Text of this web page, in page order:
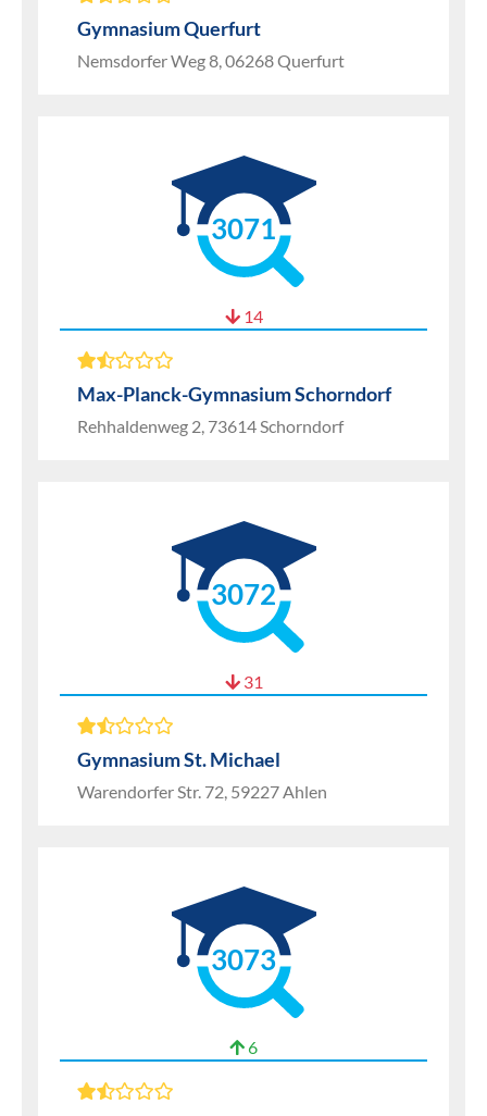
Gymnasium Querfurt
Nemsdorfer Weg 8, 06268 Querfurt
3071
14
Max-Planck-Gymnasium Schorndorf
Rehhaldenweg 2, 73614 Schorndorf
3072
31
Gymnasium St. Michael
Warendorfer Str. 72, 59227 Ahlen
3073
6